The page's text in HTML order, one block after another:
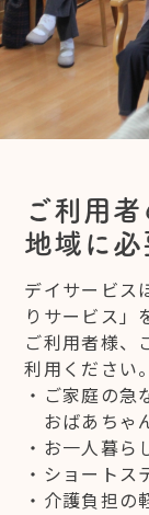
ご利用者
地域に必
デイサービス
りサービス」
ご利用者様、
利用ください。
・ご家庭の急
おばあちゃ
・お一人暮ら
・ショートス
・介護負担の